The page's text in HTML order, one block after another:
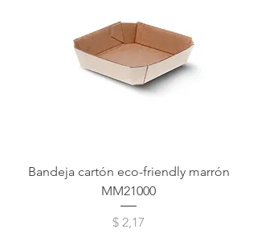
Bandeja cartón eco-friendly marrón
MM21000
Precio
$ 2,17